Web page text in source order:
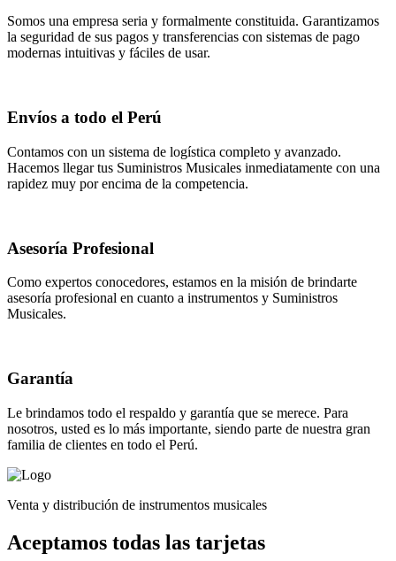
Somos una empresa seria y formalmente constituida. Garantizamos
la seguridad de sus pagos y transferencias con sistemas de pago
modernas intuitivas y fáciles de usar.
Envíos a todo el Perú
Contamos con un sistema de logística completo y avanzado.
Hacemos llegar tus Suministros Musicales inmediatamente con una
rapidez muy por encima de la competencia.
Asesoría Profesional
Como expertos conocedores, estamos en la misión de brindarte
asesoría profesional en cuanto a instrumentos y Suministros
Musicales.
Garantía
Le brindamos todo el respaldo y garantía que se merece. Para
nosotros, usted es lo más importante, siendo parte de nuestra gran
familia de clientes en todo el Perú.
Venta y distribución de instrumentos musicales
Aceptamos todas las tarjetas